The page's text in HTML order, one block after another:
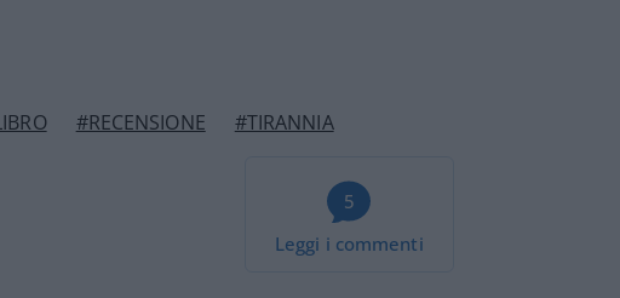
#RECENSIONE #TIRANNIA
5
Leggi i commenti